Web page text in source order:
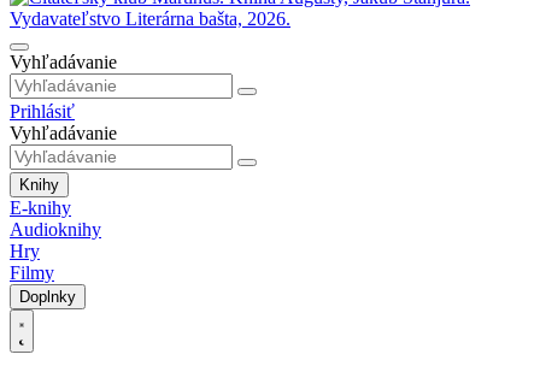
Vyhľadávanie
Prihlásiť
Vyhľadávanie
Knihy
E-knihy
Audioknihy
Hry
Filmy
Doplnky